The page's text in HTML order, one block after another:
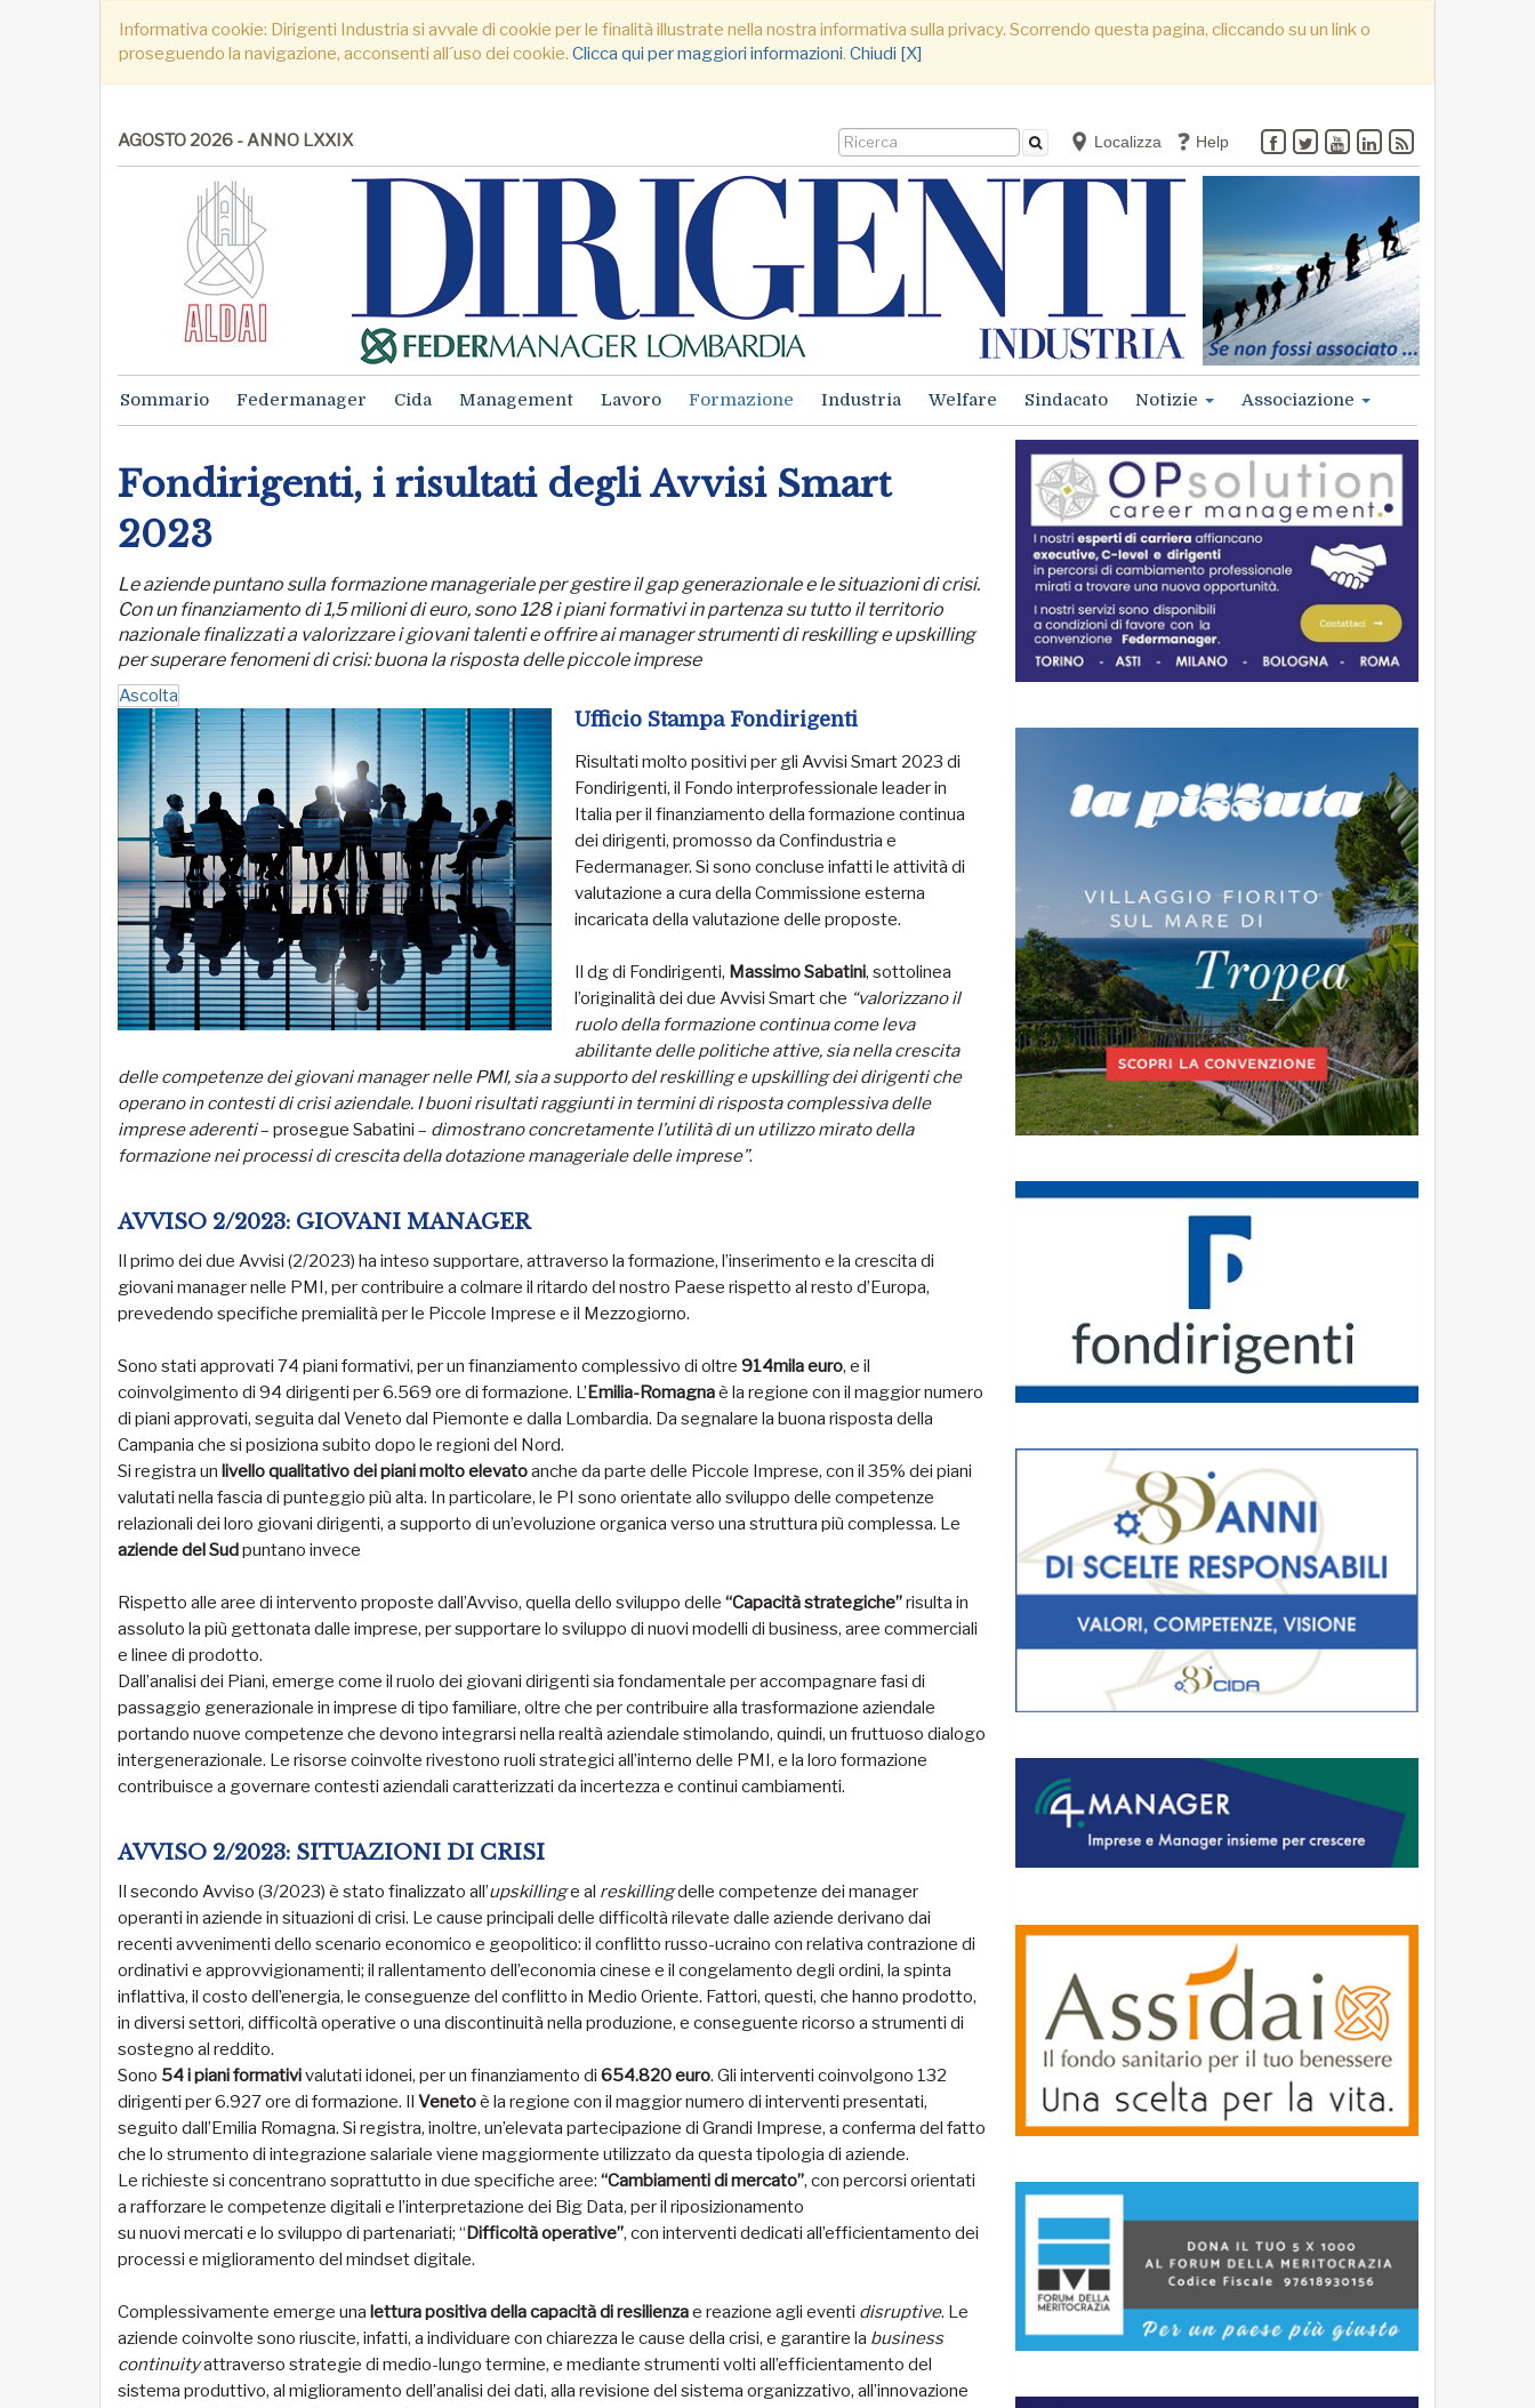
Informativa cookie: Dirigenti Industria si avvale di cookie per le finalità illustrate nella nostra informativa sulla privacy. Scorrendo questa pagina, cliccando su un link o
proseguendo la navigazione, acconsenti all´uso dei cookie. Clicca qui per maggiori informazioni. Chiudi [X]
AGOSTO 2026 - ANNO LXXIX Localizza Help
Sommario Federmanager Cida Management Lavoro Formazione Industria Welfare Sindacato Notizie Associazione
Fondirigenti, i risultati degli Avvisi Smart
2023
Le aziende puntano sulla formazione manageriale per gestire il gap generazionale e le situazioni di crisi.
Con un finanziamento di 1,5 milioni di euro, sono 128 i piani formativi in partenza su tutto il territorio
nazionale finalizzati a valorizzare i giovani talenti e offrire ai manager strumenti di reskilling e upskilling
per superare fenomeni di crisi: buona la risposta delle piccole imprese
Ascolta
Ufficio Stampa Fondirigenti
Risultati molto positivi per gli Avvisi Smart 2023 di
Fondirigenti, il Fondo interprofessionale leader in
Italia per il finanziamento della formazione continua
dei dirigenti, promosso da Confindustria e
Federmanager. Si sono concluse infatti le attività di
valutazione a cura della Commissione esterna
incaricata della valutazione delle proposte.
Il dg di Fondirigenti, Massimo Sabatini, sottolinea
l’originalità dei due Avvisi Smart che “valorizzano il
ruolo della formazione continua come leva
abilitante delle politiche attive, sia nella crescita
delle competenze dei giovani manager nelle PMI, sia a supporto del reskilling e upskilling dei dirigenti che
operano in contesti di crisi aziendale. I buoni risultati raggiunti in termini di risposta complessiva delle
imprese aderenti– prosegue Sabatini – dimostrano concretamente l’utilità di un utilizzo mirato della
formazione nei processi di crescita della dotazione manageriale delle imprese”.
AVVISO 2/2023: GIOVANI MANAGER
Il primo dei due Avvisi (2/2023) ha inteso supportare, attraverso la formazione, l’inserimento e la crescita di
giovani manager nelle PMI, per contribuire a colmare il ritardo del nostro Paese rispetto al resto d’Europa,
prevedendo specifiche premialità per le Piccole Imprese e il Mezzogiorno.
Sono stati approvati 74 piani formativi, per un finanziamento complessivo di oltre 914mila euro, e il
coinvolgimento di 94 dirigenti per 6.569 ore di formazione. L’Emilia-Romagnaè la regione con il maggior numero
di piani approvati, seguita dal Veneto dal Piemonte e dalla Lombardia. Da segnalare la buona risposta della
Campania che si posiziona subito dopo le regioni del Nord.
Si registra un livello qualitativo dei piani molto elevatoanche da parte delle Piccole Imprese, con il 35% dei piani
valutati nella fascia di punteggio più alta. In particolare, le PI sono orientate allo sviluppo delle competenze
relazionali dei loro giovani dirigenti, a supporto di un’evoluzione organica verso una struttura più complessa. Le
aziende del Sudpuntano invece
Rispetto alle aree di intervento proposte dall’Avviso, quella dello sviluppo delle “Capacità strategiche”risulta in
assoluto la più gettonata dalle imprese, per supportare lo sviluppo di nuovi modelli di business, aree commerciali
e linee di prodotto.
Dall’analisi dei Piani, emerge come il ruolo dei giovani dirigenti sia fondamentale per accompagnare fasi di
passaggio generazionale in imprese di tipo familiare, oltre che per contribuire alla trasformazione aziendale
portando nuove competenze che devono integrarsi nella realtà aziendale stimolando, quindi, un fruttuoso dialogo
intergenerazionale. Le risorse coinvolte rivestono ruoli strategici all’interno delle PMI, e la loro formazione
contribuisce a governare contesti aziendali caratterizzati da incertezza e continui cambiamenti.
AVVISO 2/2023: SITUAZIONI DI CRISI
Il secondo Avviso (3/2023) è stato finalizzato all’upskillinge al reskillingdelle competenze dei manager
operanti in aziende in situazioni di crisi. Le cause principali delle difficoltà rilevate dalle aziende derivano dai
recenti avvenimenti dello scenario economico e geopolitico: il conflitto russo-ucraino con relativa contrazione di
ordinativi e approvvigionamenti; il rallentamento dell’economia cinese e il congelamento degli ordini, la spinta
inflattiva, il costo dell’energia, le conseguenze del conflitto in Medio Oriente. Fattori, questi, che hanno prodotto,
in diversi settori, difficoltà operative o una discontinuità nella produzione, e conseguente ricorso a strumenti di
sostegno al reddito.
Sono 54 i piani formativivalutati idonei, per un finanziamento di 654.820 euro. Gli interventi coinvolgono 132
dirigenti per 6.927 ore di formazione. Il Venetoè la regione con il maggior numero di interventi presentati,
seguito dall’Emilia Romagna. Si registra, inoltre, un’elevata partecipazione di Grandi Imprese, a conferma del fatto
che lo strumento di integrazione salariale viene maggiormente utilizzato da questa tipologia di aziende.
Le richieste si concentrano soprattutto in due specifiche aree: “Cambiamenti di mercato”, con percorsi orientati
a rafforzare le competenze digitali e l’interpretazione dei Big Data, per il riposizionamento
su nuovi mercati e lo sviluppo di partenariati; “Difficoltà operative”, con interventi dedicati all’efficientamento dei
processi e miglioramento del mindset digitale.
Complessivamente emerge una lettura positiva della capacità di resilienzae reazione agli eventi disruptive. Le
aziende coinvolte sono riuscite, infatti, a individuare con chiarezza le cause della crisi, e garantire la business
continuityattraverso strategie di medio-lungo termine, e mediante strumenti volti all’efficientamento del
sistema produttivo, al miglioramento dell’analisi dei dati, alla revisione del sistema organizzativo, all’innovazione